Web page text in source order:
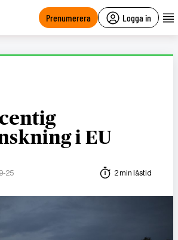
Prenumerera Logga in
i EU
25 2 min lästid